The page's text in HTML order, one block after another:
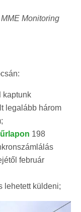
Monitoring
kaptunk
legalább három
198
február
lehetett küldeni;